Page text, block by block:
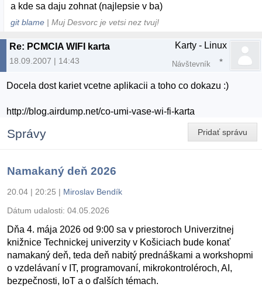
a kde sa daju zohnat (najlepsie v ba)
git blame | Muj Desvorc je vetsi nez tvuj!
Re: PCMCIA WIFI karta
18.09.2007 | 14:43
Karty - Linux
Návštevník
Docela dost kariet vcetne aplikacii a toho co dokazu :)
http://blog.airdump.net/co-umi-vase-wi-fi-karta
Pridať správu
Správy
Namakaný deň 2026
20.04 | 20:25 | Miroslav Bendík
Dátum udalosti: 04.05.2026
Dňa 4. mája 2026 od 9:00 sa v priestoroch Univerzitnej
knižnice Technickej univerzity v Košiciach bude konať
namakaný deň, teda deň nabitý prednáškami a workshopmi
o vzdelávaní v IT, programovaní, mikrokontroléroch, AI,
bezpečnosti, IoT a o ďalších témach.